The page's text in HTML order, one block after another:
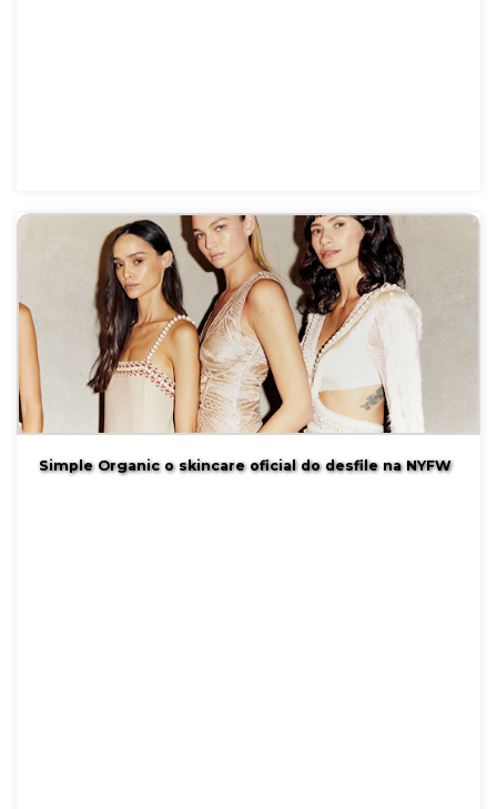
Simple Organic o skincare oficial do desfile na NYFW